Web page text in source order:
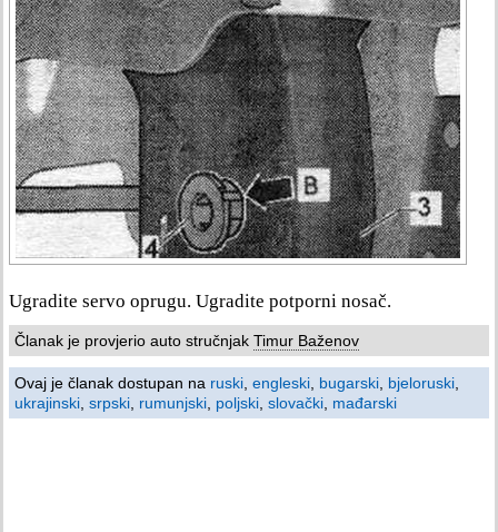
Ugradite servo oprugu. Ugradite potporni nosač.
Članak je provjerio auto stručnjak Timur Baženov
Ovaj je članak dostupan na ruski engleski bugarski bjeloruski
ukrajinski srpski rumunjski poljski slovački mađarski